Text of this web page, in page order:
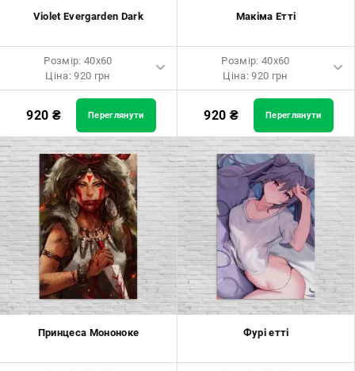
Violet Evergarden Dark
Розмір: 40x60
Ціна: 920 грн
Розмір: 40x60 Ціна: 920 грн
Розмір: 60x90 Ціна: 1650 грн
Розмір: 80x120 Ціна: 2050 грн
920 ₴ Переглянути
Макіма Етті
Розмір: 40x60
Ціна: 920 грн
Розмір: 40x60 Ціна: 920 грн
Розмір: 60x90 Ціна: 1650 грн
Розмір: 80x120 Ціна: 2050 грн
920 ₴ Переглянути
Принцеса Мононоке Фурі етті